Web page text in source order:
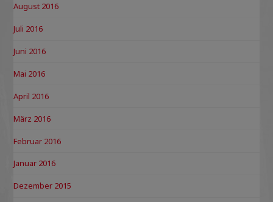
August 2016
Juli 2016
Juni 2016
Mai 2016
April 2016
März 2016
Februar 2016
Januar 2016
Dezember 2015